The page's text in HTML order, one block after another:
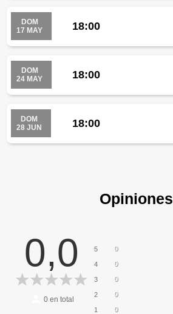
DOM
17 MAY
18:00
DOM
24 MAY
18:00
DOM
28 JUN
18:00
Opiniones
0,0
0en total
5 0
4 0
3 0
2 0
1 0